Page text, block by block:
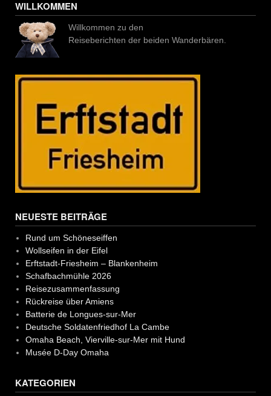
WILLKOMMEN
Willkommen zu den
Reiseberichten der beiden Wanderbären.
NEUESTE BEITRÄGE
Rund um Schöneseiffen
Wollseifen in der Eifel
Erftstadt-Friesheim – Blankenheim
Schafbachmühle 2026
Reisezusammenfassung
Rückreise über Amiens
Batterie de Longues-sur-Mer
Deutsche Soldatenfriedhof La Cambe
Omaha Beach, Vierville-sur-Mer mit Hund
Musée D-Day Omaha
KATEGORIEN